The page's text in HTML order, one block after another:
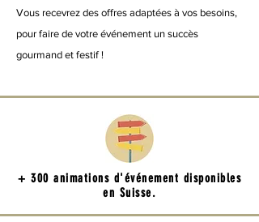
Vous recevrez des offres adaptées à vos besoins,
pour faire de votre événement un succès
gourmand et festif !
+ 300 animations d'événement disponibles
en Suisse.